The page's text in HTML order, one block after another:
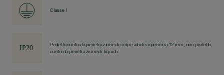
Classe I
Protetto contro la penetrazione di corpi solidi superiori a 12 mm, non protetto
contro la penetrazione di liquidi.